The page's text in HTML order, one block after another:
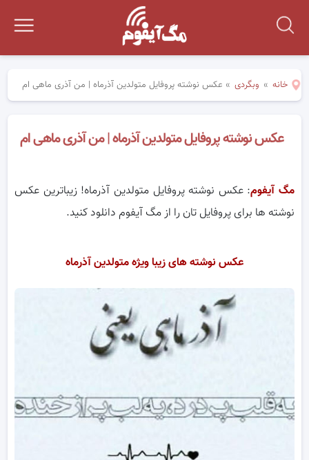
خانه » وبگردی » عکس نوشته پروفایل متولدین آذرماه | من آذری ماهی ام
عکس نوشته پروفایل متولدین آذرماه | من آذری ماهی ام
مگ آیفوم: عکس نوشته پروفایل متولدین آذرماه! زیباترین عکس
نوشته ها برای پروفایل تان را از مگ آیفوم دانلود کنید.
عکس نوشته های زیبا ویژه متولدین آذرماه